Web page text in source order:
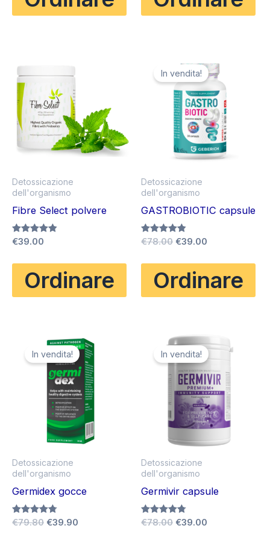
€78.00.€39.00.
€78.00.€39.00.
Detossicazione
dell'organismo
Fibre Select polvere
Valutato
€39.00
Ordinare
In vendita!
Detossicazione
dell'organismo
GASTROBIOTIC capsule
Valutato
€78.00 Il
originale
era:
€78.00.
€39.00
attuale
è:
€39.00.
Ordinare
In vendita!
Detossicazione
dell'organismo
Germidex gocce
Valutato
€79.80 Il
€39.90
In vendita!
Detossicazione
dell'organismo
Germivir capsule
Valutato
€78.00 Il
€39.00